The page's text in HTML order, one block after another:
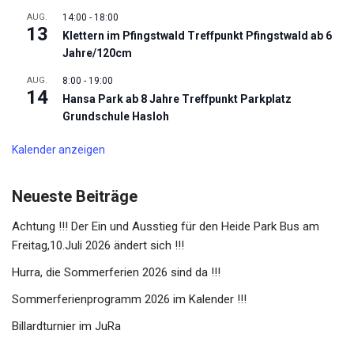
AUG.
13
14:00 - 18:00
Klettern im Pfingstwald Treffpunkt Pfingstwald ab 6
Jahre/120cm
AUG.
14
8:00 - 19:00
Hansa Park ab 8 Jahre Treffpunkt Parkplatz
Grundschule Hasloh
Kalender anzeigen
Neueste Beiträge
Achtung !!! Der Ein und Ausstieg für den Heide Park Bus am
Freitag,10.Juli 2026 ändert sich !!!
Hurra, die Sommerferien 2026 sind da !!!
Sommerferienprogramm 2026 im Kalender !!!
Billardturnier im JuRa